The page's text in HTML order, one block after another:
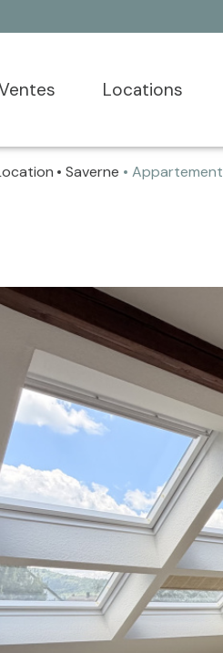
ventes locations
Location Saverne Appartement